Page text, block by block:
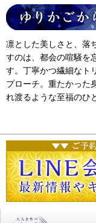
凛とした美しさと、落
すのは、都会の喧騒を
す。丁寧かつ繊細なト
プローチ。重たかった
れ渡るような至福のひ